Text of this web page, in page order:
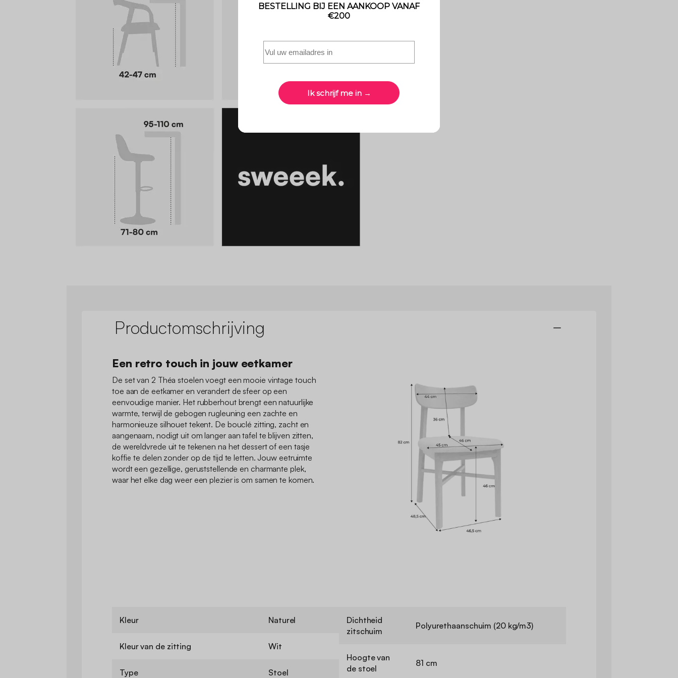
Productomschrijving
Een retro touch in jouw eetkamer
De set van 2 Théa stoelen voegt een mooie vintage touch
toe aan de eetkamer en verandert de sfeer op een
eenvoudige manier. Het rubberhout brengt een natuurlijke
warmte, terwijl de gebogen rugleuning een zachte en
harmonieuze silhouet tekent. De bouclé zitting, zacht en
aangenaam, nodigt uit om langer aan tafel te blijven zitten,
de wereldvrede uit te tekenen na het dessert of een tasje
koffie te delen zonder op de tijd te letten. Jouw eetruimte
wordt een gezellige, geruststellende en charmante plek,
waar het elke dag weer een plezier is om samen te komen.
Kleur Naturel
Kleur van de zitting Wit
Type Stoel
Dichtheid
zitschuim
Polyurethaanschuim (20 kg/m3)
Hoogte van
de stoel
81 cm